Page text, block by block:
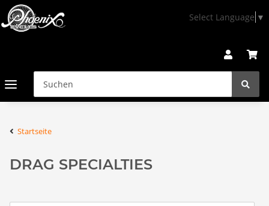
Select Language ▼
Startseite
DRAG SPECIALTIES